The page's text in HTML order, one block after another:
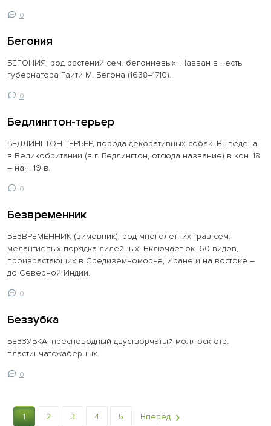
0
Бегония
БЕГОНИЯ, род растений сем. бегониевых. Назван в честь
губернатора Гаити М. Бегона (1638–1710).
0
Бедлингтон-терьер
БЕДЛИНГТОН-ТЕРЬЕР, порода декоративных собак. Выведена
в Великобритании (в г. Бедлингтон, отсюда название) в кон. 18
– нач. 19 в.
0
Безвременник
БЕЗВРЕМЕННИК (зимовник), род многолетних трав сем.
мелантиевых порядка лилейных. Включает ок. 60 видов,
произрастающих в Средиземноморье, Иране и на востоке –
до Северной Индии.
0
Беззубка
БЕЗЗУБКА, пресноводный двустворчатый моллюск отр.
пластинчатожаберных.
0
1 2 3 4 5 Вперёд